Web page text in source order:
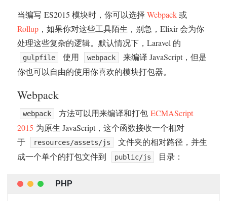
当编写 ES2015 模块时，你可以选择 Webpack或
Rollup ，如果你对这些工具陌生，别急，Elixir 会为你
处理这些复杂的逻辑。默认情况下，Laravel 的
gulpfile 使用 webpack
来编译 JavaScript，但是
你也可以自由的使用你喜欢的模块打包器。
Webpack
webpack 方法可以用来编译和打包 ECMAScript
2015 为原生 JavaScript，这个函数接收一个相对
于
resources/assets/js
文件夹的相对路径，并生
成一个单个的打包文件到
public/js 目录：